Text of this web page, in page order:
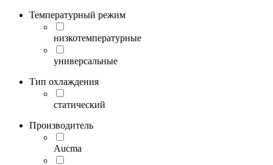
Температурный режим
низкотемпературные
универсальные
Тип охлаждения
статический
Производитель
Aucma